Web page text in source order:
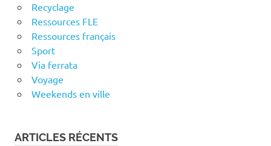
Recyclage
Ressources FLE
Ressources français
Sport
Via ferrata
Voyage
Weekends en ville
ARTICLES RÉCENTS